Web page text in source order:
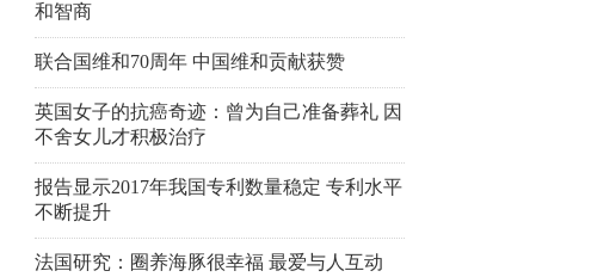
和智商
联合国维和70周年 中国维和贡献获赞
英国女子的抗癌奇迹：曾为自己准备葬礼 因
不舍女儿才积极治疗
报告显示2017年我国专利数量稳定 专利水平
不断提升
法国研究：圈养海豚很幸福 最爱与人互动